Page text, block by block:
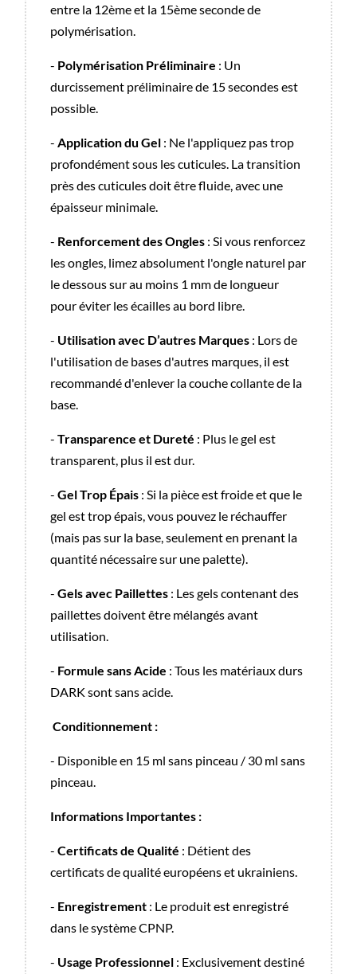
entre la 12ème et la 15ème seconde de
polymérisation.
- Polymérisation Préliminaire : Un
durcissement préliminaire de 15 secondes est
possible.
- Application du Gel : Ne l'appliquez pas trop
profondément sous les cuticules. La transition
près des cuticules doit être fluide, avec une
épaisseur minimale.
- Renforcement des Ongles : Si vous renforcez
les ongles, limez absolument l'ongle naturel par
le dessous sur au moins 1 mm de longueur
pour éviter les écailles au bord libre.
- Utilisation avec D’autres Marques : Lors de
l'utilisation de bases d'autres marques, il est
recommandé d'enlever la couche collante de la
base.
- Transparence et Dureté : Plus le gel est
transparent, plus il est dur.
- Gel Trop Épais : Si la pièce est froide et que le
gel est trop épais, vous pouvez le réchauffer
(mais pas sur la base, seulement en prenant la
quantité nécessaire sur une palette).
- Gels avec Paillettes : Les gels contenant des
paillettes doivent être mélangés avant
utilisation.
- Formule sans Acide : Tous les matériaux durs
DARK sont sans acide.
Conditionnement :
- Disponible en 15 ml sans pinceau / 30 ml sans
pinceau.
Informations Importantes :
- Certificats de Qualité : Détient des
certificats de qualité européens et ukrainiens.
- Enregistrement : Le produit est enregistré
dans le système CPNP.
- Usage Professionnel : Exclusivement destiné